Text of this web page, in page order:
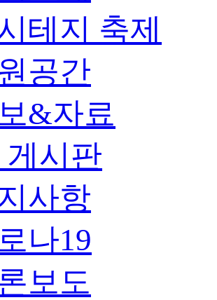
테지 축제
공간
&자료
게시판
사항
나19
보도